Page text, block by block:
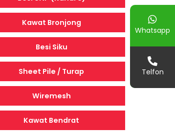
Kawat Bronjong
Besi Siku
Sheet Pile / Turap
Wiremesh
Kawat Bendrat
Whatsapp
Telfon